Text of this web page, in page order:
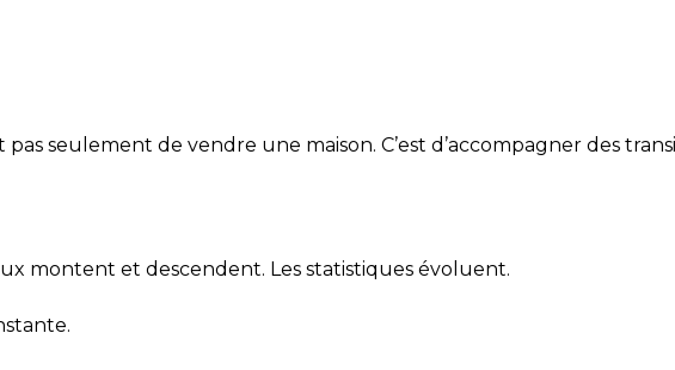
seulement de vendre une maison. C’est d’accompagner des
montent et descendent. Les statistiques évoluent.